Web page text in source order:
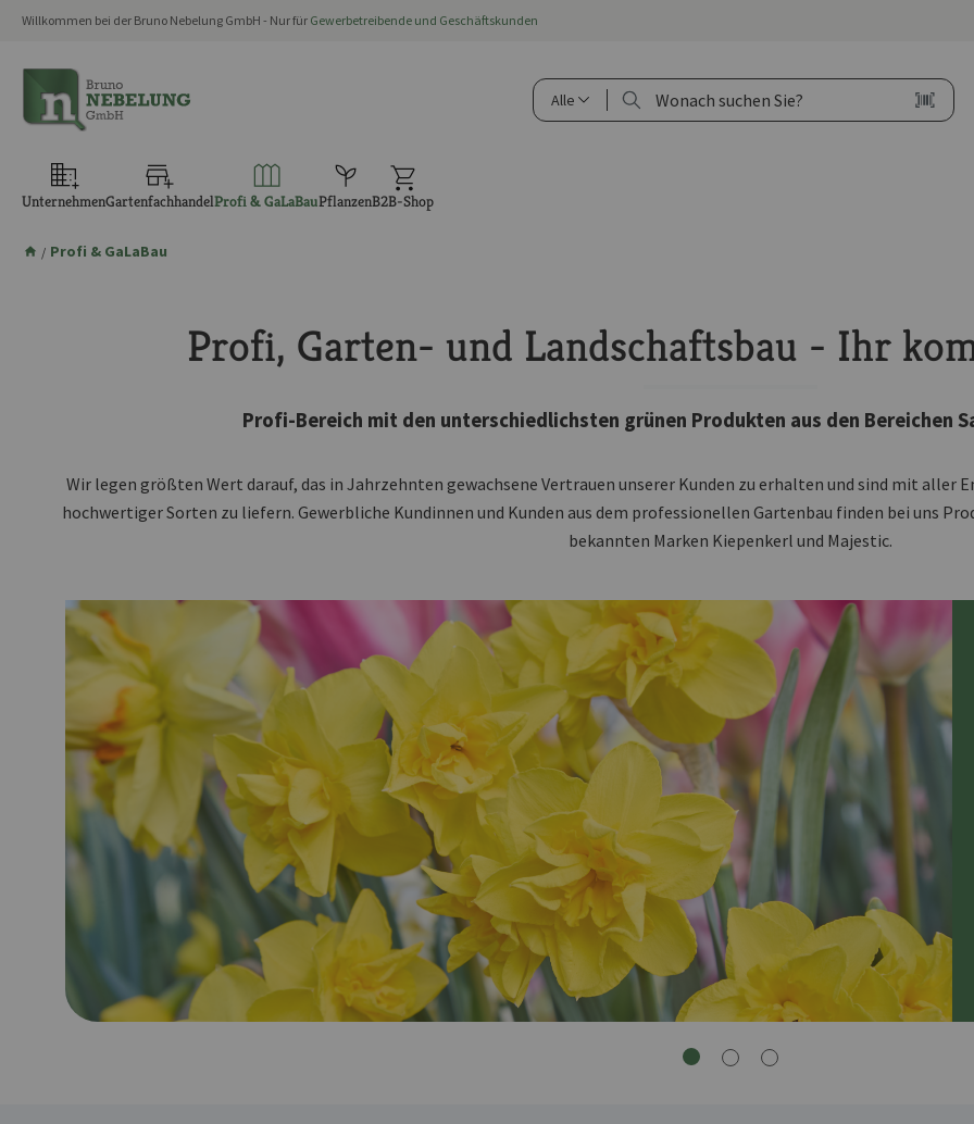
Zur Hauptnavigation springen
Willkommen bei der Bruno Nebelung GmbH - Nur für Gewerbetreibende und Geschäftskunden
UnternehmenGartenfachhandelProfi & GaLaBauPflanzenB2B-Shop
Alle
/ Profi & GaLaBau
Profi, Garten- und Landschaftsbau - Ihr
Profi-Bereich mit den unterschiedlichsten grünen Produkten aus den Bereichen
Wir legen größten Wert darauf, das in Jahrzehnten gewachsene Vertrauen unserer Kunden zu erhalten und sind mit
hochwertiger Sorten zu liefern. Gewerbliche Kundinnen und Kunden aus dem professionellen Gartenbau finden bei uns
bekannten Marken Kiepenkerl und Majestic.